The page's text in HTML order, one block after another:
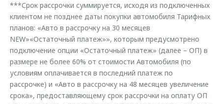
***Срок рассрочки суммируется, исходя из подключенных
клиентом не позднее даты покупки автомобиля Тарифных
планов: «Авто в рассрочку на 30 месяцев
NEW»«Остаточный платеж»», которым предусмотрено
подключение опции «Остаточный платеж» (далее – ОП) в
размере не более 60% от стоимости Автомобиля (по
условиям оплачивается в последний платеж по
рассрочке) и «Авто в рассрочку на 48 месяцев увеличение
срока», предоставляющему срок рассрочки на оплату ОП